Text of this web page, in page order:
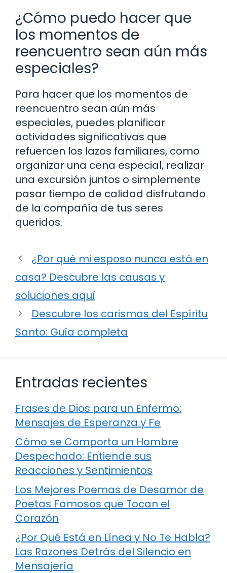
¿Cómo puedo hacer que
los momentos de
reencuentro sean aún más
especiales?
Para hacer que los momentos de
reencuentro sean aún más
especiales, puedes planificar
actividades significativas que
refuercen los lazos familiares, como
organizar una cena especial, realizar
una excursión juntos o simplemente
pasar tiempo de calidad disfrutando
de la compañía de tus seres
queridos.
¿Por qué mi esposo nunca está en
casa? Descubre las causas y
soluciones aquí
Descubre los carismas del Espíritu
Santo: Guía completa
Entradas recientes
Frases de Dios para un Enfermo:
Mensajes de Esperanza y Fe
Cómo se Comporta un Hombre
Despechado: Entiende sus
Reacciones y Sentimientos
Los Mejores Poemas de Desamor de
Poetas Famosos que Tocan el
Corazón
¿Por Qué Está en Línea y No Te Habla?
Las Razones Detrás del Silencio en
Mensajería